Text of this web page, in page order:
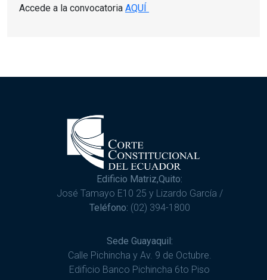
Accede a la convocatoria AQUÍ
Edificio Matriz,Quito:
José Tamayo E10 25 y Lizardo García /
Teléfono: (02) 394-1800
Sede Guayaquil:
Calle Pichincha y Av. 9 de Octubre.
Edificio Banco Pichincha 6to Piso